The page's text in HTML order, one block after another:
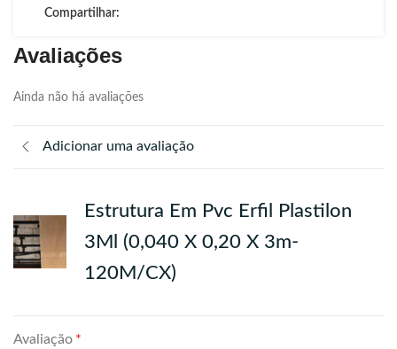
Compartilhar:
Avaliações
Ainda não há avaliações
Adicionar uma avaliação
Estrutura Em Pvc Erfil Plastilon
3Ml (0,040 X 0,20 X 3m-
120M/CX)
Avaliação *